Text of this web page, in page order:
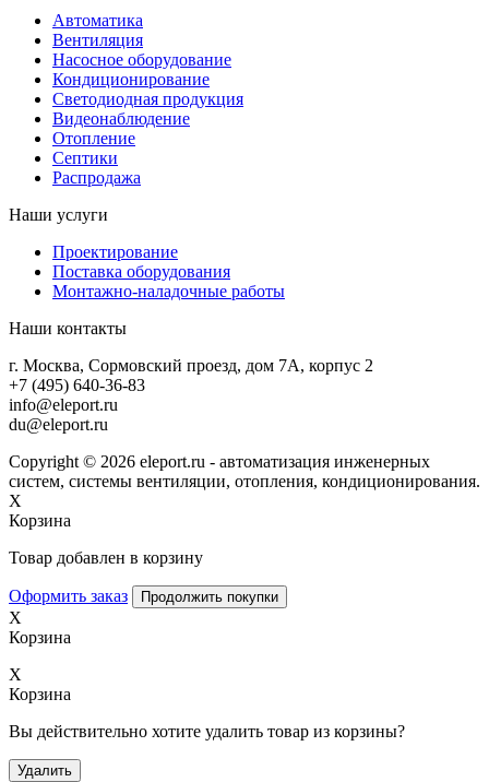
Автоматика
Вентиляция
Насосное оборудование
Кондиционирование
Светодиодная продукция
Видеонаблюдение
Отопление
Септики
Распродажа
Наши услуги
Проектирование
Поставка оборудования
Монтажно-наладочные работы
Наши контакты
г. Москва, Сормовский проезд, дом 7А, корпус 2
+7 (495) 640-36-83
info@eleport.ru
du@eleport.ru
Copyright © 2026 eleport.ru - автоматизация инженерных
систем, системы вентиляции, отопления, кондиционирования.
X
Корзина
Товар добавлен в корзину
Оформить заказ Продолжить покупки
X
Корзина
X
Корзина
Вы действительно хотите удалить товар из корзины?
Удалить